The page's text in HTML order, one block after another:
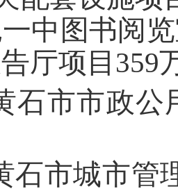
中图书阅
厅项目359
石市市政
石市城市